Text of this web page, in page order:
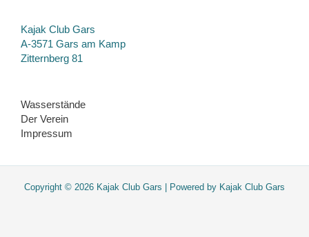
Kajak Club Gars
A-3571 Gars am Kamp
Zitternberg 81
Wasserstände
Der Verein
Impressum
Copyright © 2026 Kajak Club Gars | Powered by Kajak Club Gars